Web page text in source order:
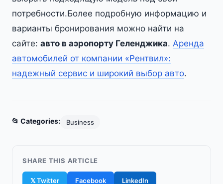
потребности.Более подробную информацию и
варианты бронирования можно найти на
сайте: авто в аэропорту Геленджика. Аренда
автомобилей от компании «Рентвил»:
надежный сервис и широкий выбор авто.
📂 Categories: Business
SHARE THIS ARTICLE
𝕏 Twitter Facebook LinkedIn